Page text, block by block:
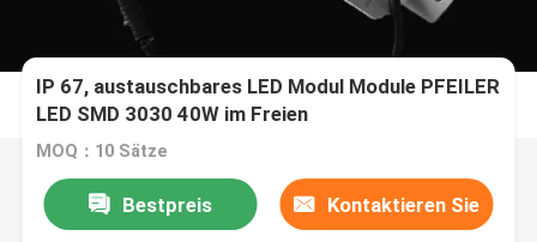
IP 67, austauschbares LED Modul Module PFEILER
LED SMD 3030 40W im Freien
MOQ：10 Sätze
Bestpreis Kontaktieren Sie